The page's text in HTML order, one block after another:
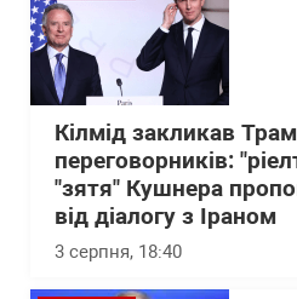
Кілмід закликав
переговорників:
"зятя" Кушнера
від діалогу з Іраном
3 серпня, 18:40